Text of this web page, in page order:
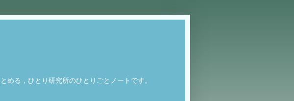
める，ひとり研究所のひとりごとノートです。